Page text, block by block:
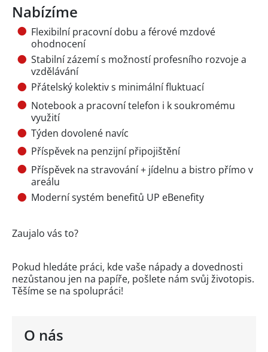
O nás
Nabízíme
Flexibilní pracovní dobu a férové mzdové
ohodnocení
Stabilní zázemí s možností profesního rozvoje a
vzdělávání
Přátelský kolektiv s minimální fluktuací
Notebook a pracovní telefon i k soukromému
využití
Týden dovolené navíc
Příspěvek na penzijní připojištění
Příspěvek na stravování + jídelnu a bistro přímo v
areálu
Moderní systém benefitů UP eBenefity
Zaujalo vás to?
Pokud hledáte práci, kde vaše nápady a dovednosti
nezůstanou jen na papíře, pošlete nám svůj životopis.
Těšíme se na spolupráci!